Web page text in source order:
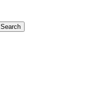
Search